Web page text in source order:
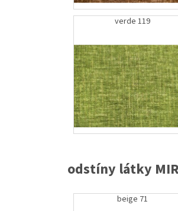
verde 119
odstíny látky
beige 71